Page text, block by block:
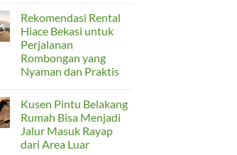
on
Dari
Jatiasih
ke
Bandara,
Cirebon,
atau
Jadi
Solusi
Rombongan
Rekomendasi Rental
Hiace Bekasi untuk
Perjalanan
Rombongan yang
Nyaman dan Praktis
on
Rekomendasi
Rental
Hiace
Bekasi
untuk
Kusen Pintu Belakang
Rumah Bisa Menjadi
Jalur Masuk Rayap
dari Area Luar